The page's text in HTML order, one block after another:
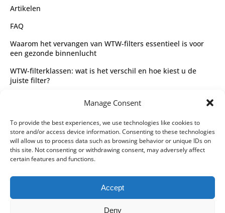
Manage Consent
To provide the best experiences, we use technologies like cookies to
store and/or access device information. Consenting to these technologies
will allow us to process data such as browsing behavior or unique IDs on
this site. Not consenting or withdrawing consent, may adversely affect
certain features and functions.
Accept
Deny
Artikelen
FAQ
Waarom het vervangen van WTW-filters essentieel is voor
een gezonde binnenlucht
WTW-filterklassen: wat is het verschil en hoe kiest u de
juiste filter?
Complete gids voor WTW-filtertypes en het kiezen van de
Wettelijk
Algemene voorwaarden
Privacybeleid
Leveringspartners
Betaalmethoden